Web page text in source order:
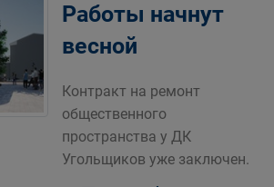
Работы начнут
весной
Контракт на ремонт
общественного
пространства у ДК
Угольщиков уже заключен.